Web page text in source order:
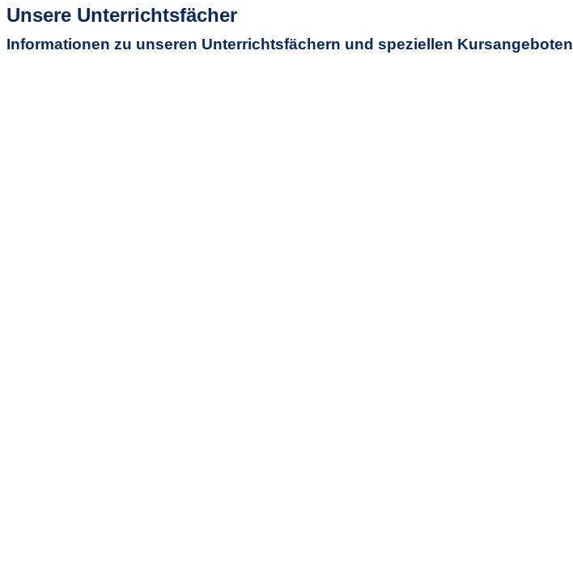
Unsere Unterrichtsfächer
Informationen zu unseren Unterrichtsfächern und speziellen Kursangeboten